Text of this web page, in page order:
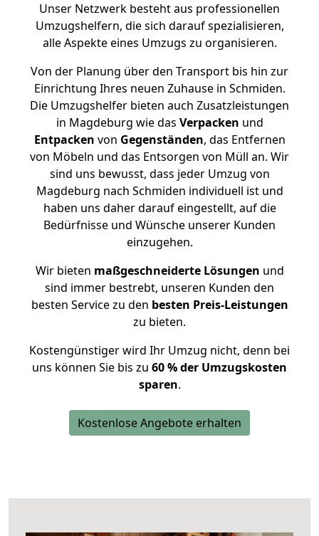
Unser Netzwerk besteht aus professionellen
Umzugshelfern, die sich darauf spezialisieren,
alle Aspekte eines Umzugs zu organisieren.
Von der Planung über den Transport bis hin zur
Einrichtung Ihres neuen Zuhause in Schmiden.
Die Umzugshelfer bieten auch Zusatzleistungen
in Magdeburg wie das Verpacken und
Entpacken von Gegenständen, das Entfernen
von Möbeln und das Entsorgen von Müll an. Wir
sind uns bewusst, dass jeder Umzug von
Magdeburg nach Schmiden individuell ist und
haben uns daher darauf eingestellt, auf die
Bedürfnisse und Wünsche unserer Kunden
einzugehen.
Wir bieten maßgeschneiderte Lösungen und
sind immer bestrebt, unseren Kunden den
besten Service zu den besten Preis-Leistungen
zu bieten.
Kostengünstiger wird Ihr Umzug nicht, denn bei
uns können Sie bis zu 60 % der Umzugskosten
sparen.
Kostenlose Angebote erhalten